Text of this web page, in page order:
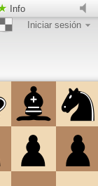
Info
Iniciar sesión